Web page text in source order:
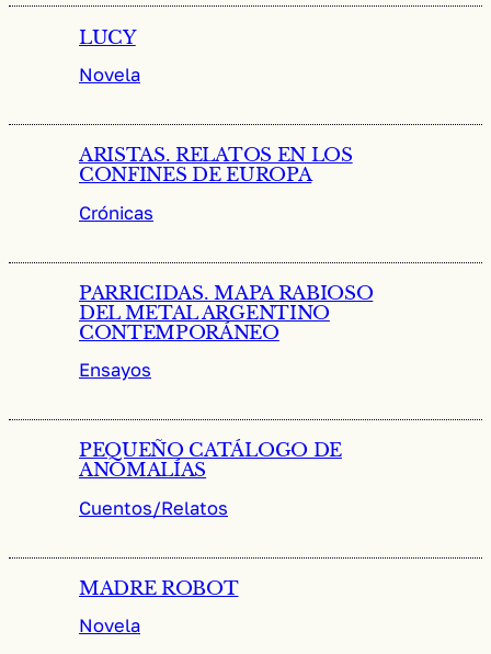
LUCY
Novela
ARISTAS. RELATOS EN LOS
CONFINES DE EUROPA
Crónicas
PARRICIDAS. MAPA RABIOSO
DEL METAL ARGENTINO
CONTEMPORÁNEO
Ensayos
PEQUEÑO CATÁLOGO DE
ANOMALÍAS
Cuentos/Relatos
MADRE ROBOT
Novela